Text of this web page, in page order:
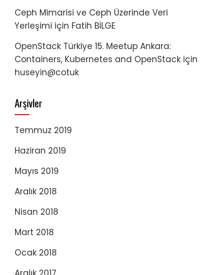
Ceph Mimarisi ve Ceph Üzerinde Veri
Yerleşimi için Fatih BİLGE
OpenStack Türkiye 15. Meetup Ankara:
Containers, Kubernetes and OpenStack için
huseyin@cotuk
Arşivler
Temmuz 2019
Haziran 2019
Mayıs 2019
Aralık 2018
Nisan 2018
Mart 2018
Ocak 2018